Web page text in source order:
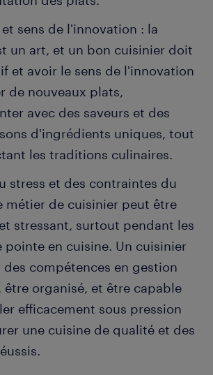
sens de l'innovation : la
un art, et un bon cuisinier doit
et avoir le sens de l'innovation
de nouveaux plats,
avec des saveurs et des
d'ingrédients uniques, tout
les traditions culinaires.
stress et des contraintes du
métier de cuisinier peut être
stressant, surtout pendant les
pointe en cuisine. Un cuisinier
compétences en gestion
être organisé, et être capable
efficacement sous pression
une cuisine de qualité et des